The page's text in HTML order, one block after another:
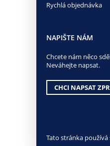
Rychlá objednávka
NAPIŠTE NÁM
Chcete nám něco
Neváhejte napsat.
CHCI NAPSAT
Tato stránka používá